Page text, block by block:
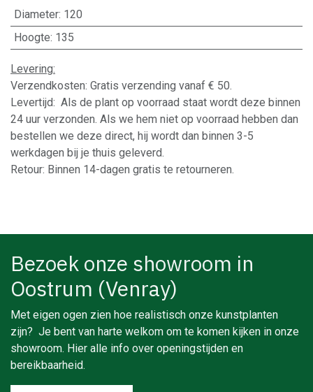
Diameter: 120
Hoogte: 135
Levering:
Verzendkosten: Gratis verzending vanaf € 50.
Levertijd: Als de plant op voorraad staat wordt deze binnen
24 uur verzonden. Als we hem niet op voorraad hebben dan
bestellen we deze direct, hij wordt dan binnen 3-5
werkdagen bij je thuis geleverd.
Retour: Binnen 14-dagen gratis te retourneren.
Bezoek onze showroom in
Oostrum (Venray)
Met eigen ogen zien hoe realistisch onze kunstplanten
zijn? Je bent van harte welkom om te komen kijken in onze
showroom. Hier alle info over openingstijden en
bereikbaarheid.